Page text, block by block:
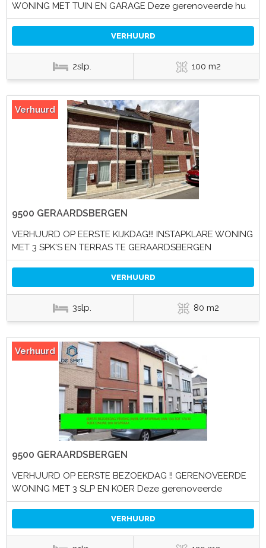
WONING MET TUIN EN GARAGE Deze gerenoveerde hu
VERHUURD
2slp. 100 m2
Verhuurd
9500 GERAARDSBERGEN
VERHUURD OP EERSTE KIJKDAG!!! INSTAPKLARE WONING
MET 3 SPK'S EN TERRAS TE GERAARDSBERGEN
VERHUURD
3slp. 80 m2
Verhuurd
9500 GERAARDSBERGEN
VERHUURD OP EERSTE BEZOEKDAG !! GERENOVEERDE
WONING MET 3 SLP EN KOER Deze gerenoveerde
VERHUURD